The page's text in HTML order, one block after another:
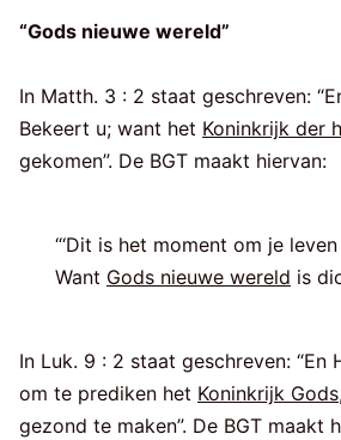
“Gods nieuwe wereld”
In Matth. 3 : 2 staat geschreven:
Bekeert u; want het Koninkrijk der
gekomen”. De BGT maakt hiervan:
“‘Dit is het moment om je
Want Gods nieuwe wereld is
In Luk. 9 : 2 staat geschreven: “En
om te prediken het Koninkrijk Gods
gezond te maken”. De BGT maakt